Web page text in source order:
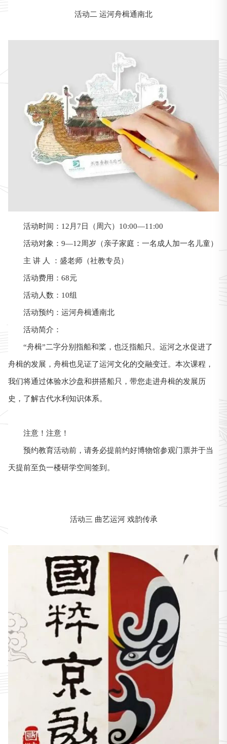
活动二 运河舟楫通南北
活动时间：12月7日（周六）10:00—11:00
活动对象：9—12周岁 （亲子家庭：一名成人加一名儿童）
主 讲 人 ：盛老师（社教专员）
活动费用：68元
活动人数：10组
活动预约： 运河舟楫通南北
活动简介：
“舟楫”二字分别指船和桨，也泛指船只。运河之水促进了
舟楫的发展，舟楫也见证了运河文化的交融变迁。本次课程，
我们将通过体验水沙盘和拼搭船只，带您走进舟楫的发展历
史，了解古代水利知识体系。
注意！注意！
预约教育活动前，请务必提前约好博物馆参观门票并于当
天提前至负一楼研学空间签到。
活动三 曲艺运河 戏韵传承